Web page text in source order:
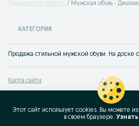
Джизакская область
Мужская обувь - Джизак
КАТЕГОРИЯ
Продажа стильной мужской обуви. На
Карта сайта
Карта бизнес-страницы
Популярные запросы
Этот сайт использует cookies. Вы можете
в своeм браузере.